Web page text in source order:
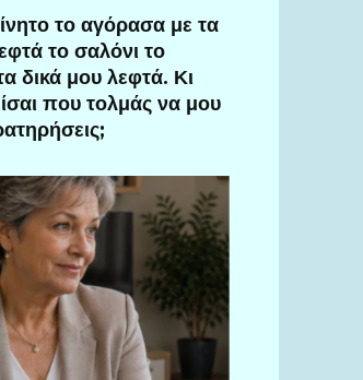
το αγόρασα με τα
το σαλόνι το
δικά μου λεφτά. Κι
που τολμάς να μου